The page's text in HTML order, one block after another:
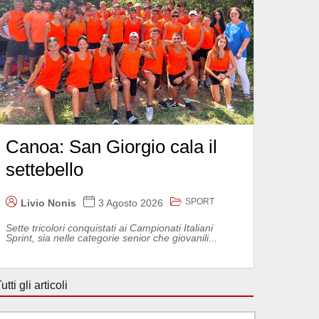
Canoa: San Giorgio cala il
settebello
Livio Nonis 3 Agosto 2026 SPORT
Sette tricolori conquistati ai Campionati Italiani
Sprint, sia nelle categorie senior che giovanili...
gli articoli